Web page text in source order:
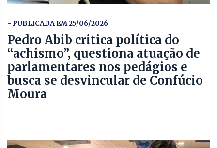
- PUBLICADA EM 25/06/2026
Pedro Abib critica política do
“achismo”, questiona atuação de
parlamentares nos pedágios e
busca se desvincular de Confúcio
Moura